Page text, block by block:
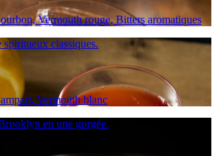
Vermouth rouge, Bitters aromatiques
classiques.
Vermouth blanc
en une gorgée.